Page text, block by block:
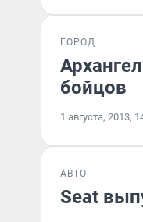
ГОРОД
бойцов
1 августа, 2013,
АВТО
Seat